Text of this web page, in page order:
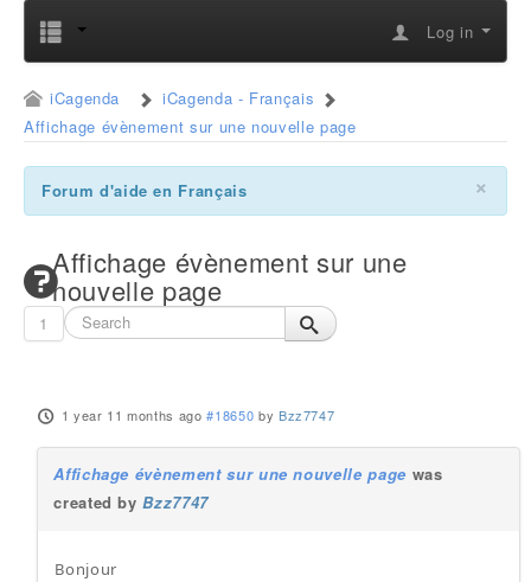
Log in
iCagenda
iCagenda - Français
Affichage évènement sur une nouvelle page
×
Forum d'aide en Français
Affichage évènement sur une
nouvelle page
1
1 year 11 months ago #18650 by Bzz7747
Affichage évènement sur une nouvelle page was
created byBzz7747
Bonjour